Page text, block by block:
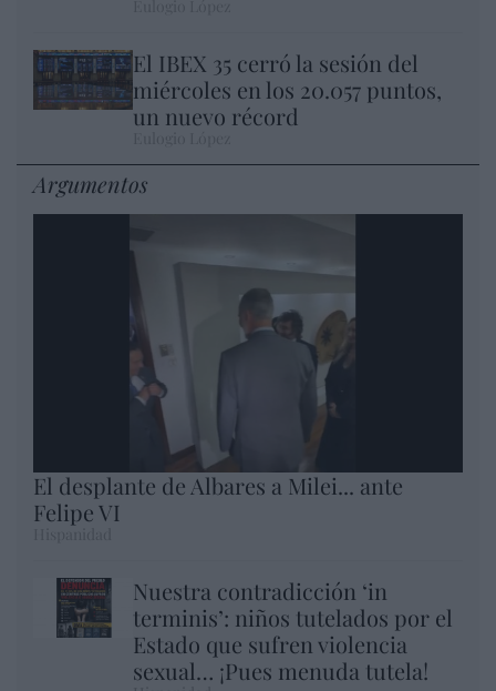
El IBEX 35 cerró la sesión del
miércoles en los 20.057 puntos,
un nuevo récord
Argumentos
El desplante de Albares a Milei... ante
Felipe VI
Nuestra contradicción ‘in
terminis’: niños tutelados por el
Estado que sufren violencia
sexual… ¡Pues menuda tutela!